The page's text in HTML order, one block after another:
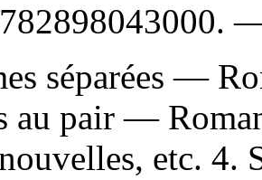
.
séparées —
au pair —
etc.